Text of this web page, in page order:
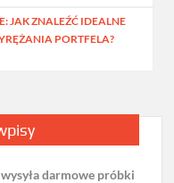
JAK ZNALEŹĆ IDEALNE
PORTFELA?
darmowe próbki